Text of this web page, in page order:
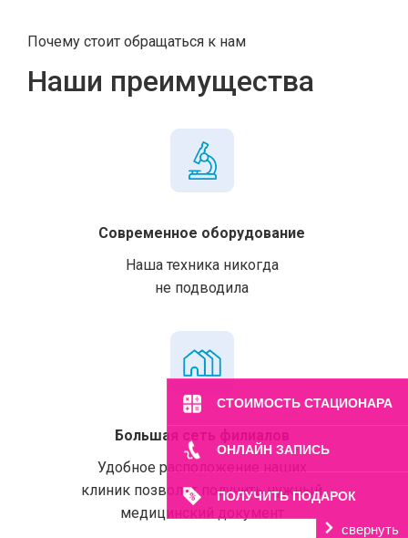
СТОИМОСТЬ СТАЦИОНАРА
ОНЛАЙН ЗАПИСЬ
ПОЛУЧИТЬ ПОДАРОК
свернуть
Почему стоит обращаться к нам
Наши преимущества
Современное оборудование
Наша техника никогда
не подводила
Большая сеть филиалов
Удобное расположение наших
клиник позволит получить нужный
медицинский документ